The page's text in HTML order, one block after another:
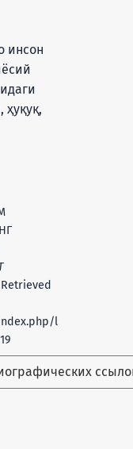
инсон
ҳуқуқ,
Retrieved
l